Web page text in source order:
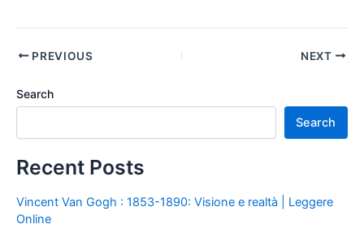
PREVIOUS NEXT
Search
Search
Recent Posts
Vincent Van Gogh : 1853-1890: Visione e realtà | Leggere
Online